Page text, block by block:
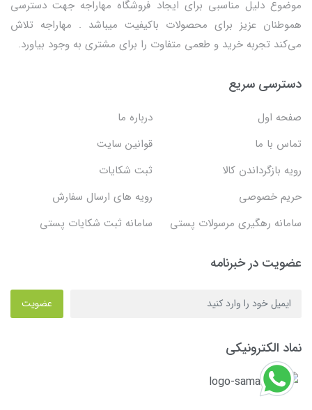
موضوع دلیل مناسبی برای ایجاد فروشگاه مهاراجه جهت دسترسی
هموطنان عزیز برای محصولات باکیفیت میباشد . مهاراجه تلاش
می‌کند تجربه خرید و طعمی متفاوت را برای مشتری به وجود بیاورد.
دسترسی سریع
صفحه اول
درباره ما
تماس با ما
قوانین سایت
رویه بازگرداندن کالا
ثبت شکایات
حریم خصوصی
رویه های ارسال سفارش
سامانه رهگیری مرسولات پستی
سامانه ثبت شکایات پستی
عضویت در خبرنامه
عضویت
نماد الکترونیکی